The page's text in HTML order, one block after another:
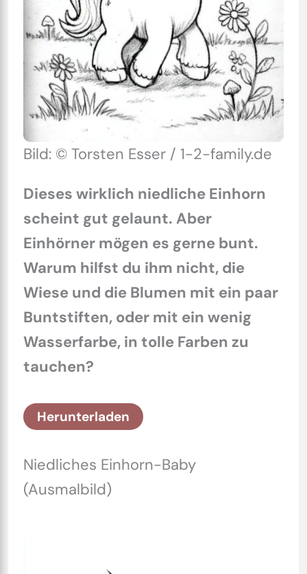
Bild: © Torsten Esser / 1-2-family.de
Dieses wirklich niedliche Einhorn
scheint gut gelaunt. Aber
Einhörner mögen es gerne bunt.
Warum hilfst du ihm nicht, die
Wiese und die Blumen mit ein paar
Buntstiften, oder mit ein wenig
Wasserfarbe, in tolle Farben zu
tauchen?
Herunterladen
Niedliches Einhorn-Baby
(Ausmalbild)